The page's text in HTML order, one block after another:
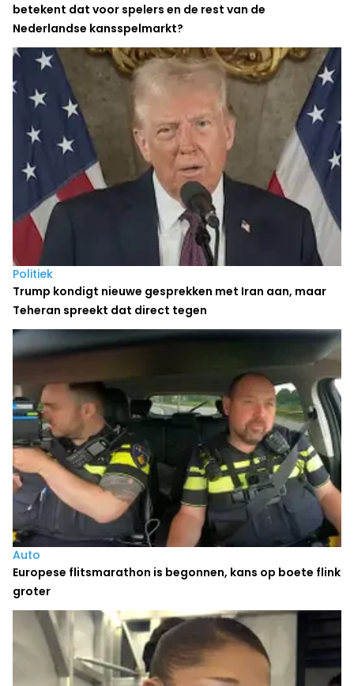
betekent dat voor spelers en de rest van de
Nederlandse kansspelmarkt?
Politiek
Trump kondigt nieuwe gesprekken met Iran aan, maar
Teheran spreekt dat direct tegen
Auto
Europese flitsmarathon is begonnen, kans op boete flink
groter